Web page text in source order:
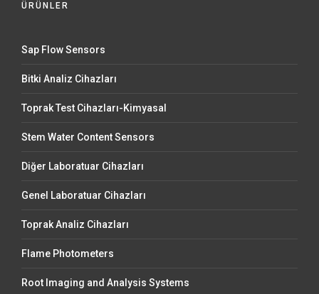
ÜRÜNLER
Sap Flow Sensors
Bitki Analiz Cihazları
Toprak Test Cihazları-Kimyasal
Stem Water Content Sensors
Diğer Laboratuar Cihazları
Genel Laboratuar Cihazları
Toprak Analiz Cihazları
Flame Photometers
Root Imaging and Analysis Systems